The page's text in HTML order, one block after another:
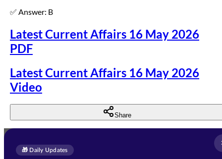
✅ Answer: B
Latest Current Affairs 16 May 2026
PDF
Latest Current Affairs 16 May 2026
Video
Share
🎁 Daily Updates
Enquire Now